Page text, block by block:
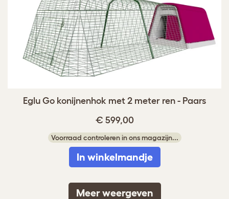
Eglu Go konijnenhok met 2 meter ren - Paars
€ 599,00
Voorraad controleren in ons magazijn...
In winkelmandje
Meer weergeven